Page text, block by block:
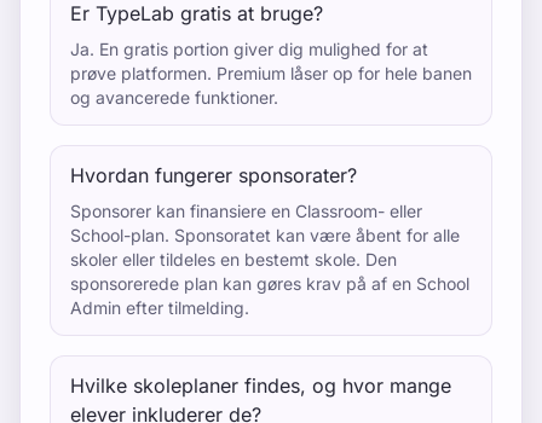
Er TypeLab gratis at bruge?
Ja. En gratis portion giver dig mulighed for at
prøve platformen. Premium låser op for hele banen
og avancerede funktioner.
Hvordan fungerer sponsorater?
Sponsorer kan finansiere en Classroom- eller
School-plan. Sponsoratet kan være åbent for alle
skoler eller tildeles en bestemt skole. Den
sponsorerede plan kan gøres krav på af en School
Admin efter tilmelding.
Hvilke skoleplaner findes, og hvor mange
elever inkluderer de?